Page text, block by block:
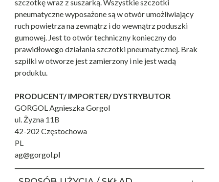
szczotkę wraz z suszarką. Wszystkie szczotki
pneumatyczne wyposażone są w otwór umożliwiający
ruch powietrza na zewnątrz i do wewnątrz poduszki
gumowej. Jest to otwór techniczny konieczny do
prawidłowego działania szczotki pneumatycznej. Brak
szpilki w otworze jest zamierzony i nie jest wadą
produktu.
PRODUCENT/ IMPORTER/ DYSTRYBUTOR
GORGOL Agnieszka Gorgol
ul. Żyzna 11B
42-202 Częstochowa
PL
ag@gorgol.pl